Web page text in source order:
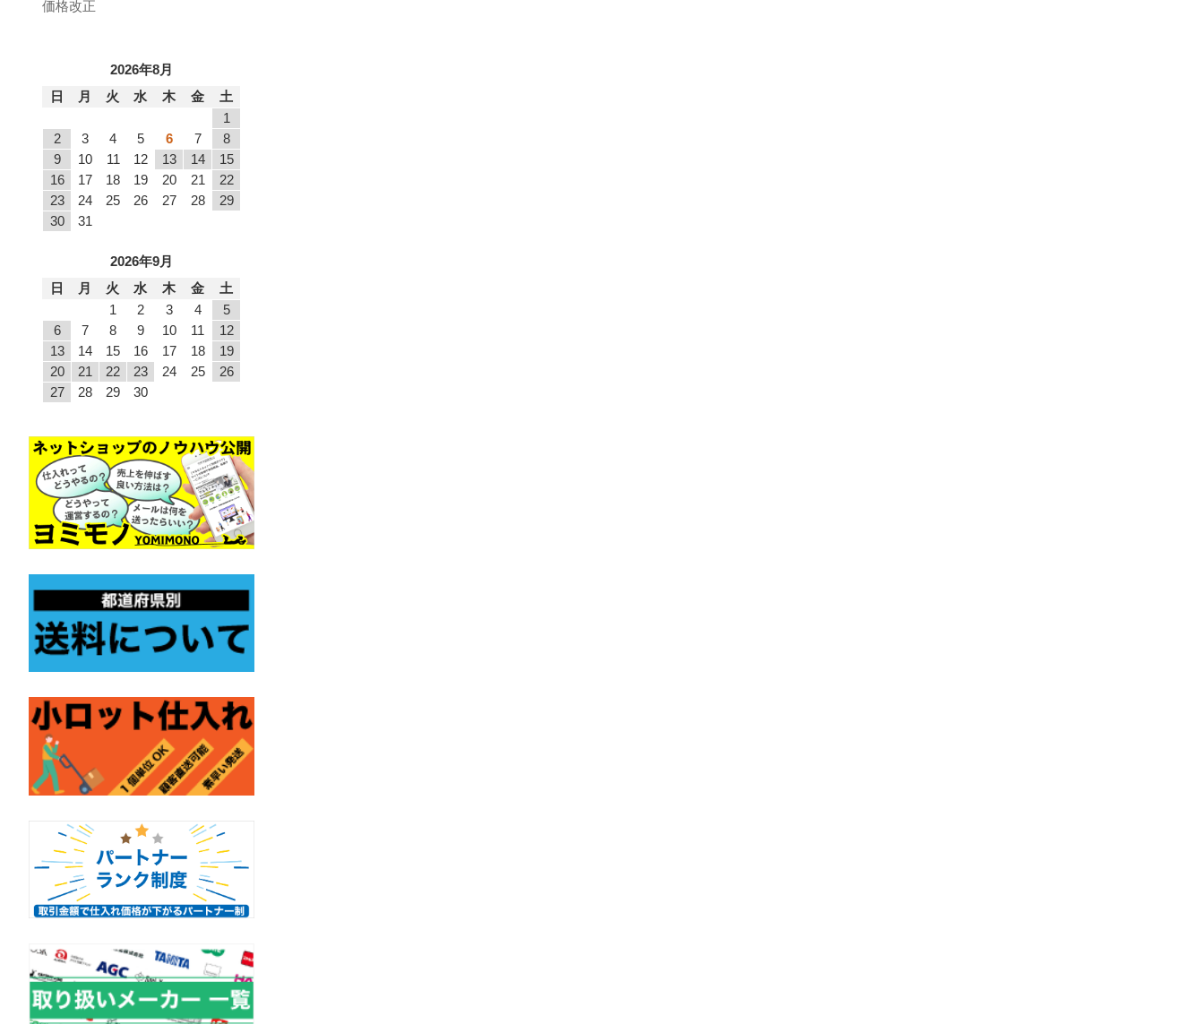
価格改正
2026年8月
日
月 火 水 木 金
土
1
2
3 4 5 6 7
8
9
10 11 12 13 14
15
16
17 18 19 20 21
22
23
24 25 26 27 28
29
30
31
2026年9月
日
月 火 水 木 金
土
1
2 3 4
5
6
7 8 9 10 11
12
13
14 15 16 17 18
19
20
21 22 23 24 25
26
27
28 29 30